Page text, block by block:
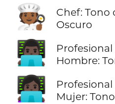
🧑🏾‍🍳
Chef: Tono
Oscuro
👨🏿‍💻
Profesional
Hombre:
👩🏿‍💻
Profesional
Mujer: